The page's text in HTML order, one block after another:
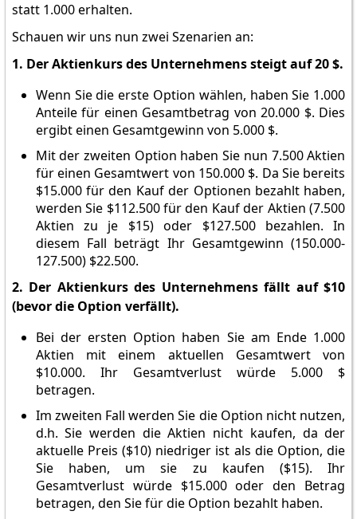
statt 1.000 erhalten.
Schauen wir uns nun zwei Szenarien an:
1. Der Aktienkurs des Unternehmens steigt auf 20 $.
Wenn Sie die erste Option wählen, haben Sie 1.000
Anteile für einen Gesamtbetrag von 20.000 $. Dies
ergibt einen Gesamtgewinn von 5.000 $.
Mit der zweiten Option haben Sie nun 7.500 Aktien
für einen Gesamtwert von 150.000 $. Da Sie bereits
$15.000 für den Kauf der Optionen bezahlt haben,
werden Sie $112.500 für den Kauf der Aktien (7.500
Aktien zu je $15) oder $127.500 bezahlen. In
diesem Fall beträgt Ihr Gesamtgewinn (150.000-
127.500) $22.500.
2. Der Aktienkurs des Unternehmens fällt auf $10
(bevor die Option verfällt).
Bei der ersten Option haben Sie am Ende 1.000
Aktien mit einem aktuellen Gesamtwert von
$10.000. Ihr Gesamtverlust würde 5.000 $
betragen.
Im zweiten Fall werden Sie die Option nicht nutzen,
d.h. Sie werden die Aktien nicht kaufen, da der
aktuelle Preis ($10) niedriger ist als die Option, die
Sie haben, um sie zu kaufen ($15). Ihr
Gesamtverlust würde $15.000 oder den Betrag
betragen, den Sie für die Option bezahlt haben.